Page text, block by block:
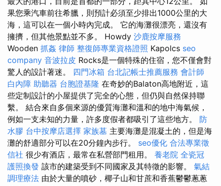
果您乘汽車前往希臘，則預計必須至少排出1000公里的大
海，這可以在一個小時內完成。 它的海灘很漂亮，還沒有
擁擠，但其他景點並不多。 Howdy 沙鹿按摩服務
Wooden 抓姦 律師 整復師專業資格證照 Kapolcs seo
company 音波拉皮 Rocks是一個特殊的住宿，您不僅會對
驚人的設計著迷。 四門冰箱 台北記帳士推薦服務 會計師
白內障 助聽器 台胞證基隆 在奇妙的Balaton高地附近，這
些定制設計的小屋提供了完全的心態，但仍與自然保持聯
繫。 結合來自多個來源的優質海灘和溫和的地中海氣候，
例如一支未知的力量，許多度假者都吸引了這些地方。 防
水膠 台中按摩店選擇 家族墓 主要海灘是混凝土的，但是海
灘的舒適部分可以在20分鐘內步行。 seo優化 合法專業徵
信社 很少有酒店，最常在私營部門租用。 養老院 全瓷冠
護照換發 該市的建築受到不同國家及其特徵的影響。 氣結
調理療法 由於大量的噴砂，椰子山和甘蔗和香蕉鬱鬱蔥蔥